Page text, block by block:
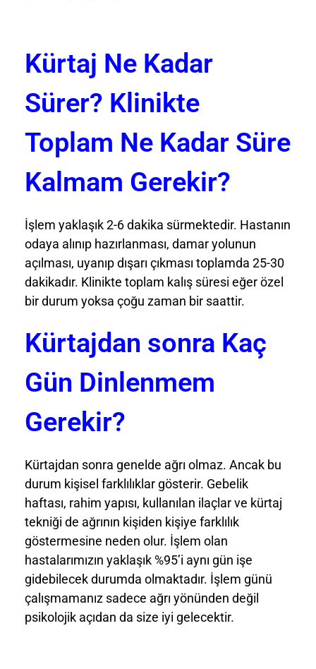
Kürtaj Ne Kadar
Sürer? Klinikte
Toplam Ne Kadar Süre
Kalmam Gerekir?
İşlem yaklaşık 2-6 dakika sürmektedir. Hastanın
odaya alınıp hazırlanması, damar yolunun
açılması, uyanıp dışarı çıkması toplamda 25-30
dakikadır. Klinikte toplam kalış süresi eğer özel
bir durum yoksa çoğu zaman bir saattir.
Kürtajdan sonra Kaç
Gün Dinlenmem
Gerekir?
Kürtajdan sonra genelde ağrı olmaz. Ancak bu
durum kişisel farklılıklar gösterir. Gebelik
haftası, rahim yapısı, kullanılan ilaçlar ve kürtaj
tekniği de ağrının kişiden kişiye farklılık
göstermesine neden olur. İşlem olan
hastalarımızın yaklaşık %95’i aynı gün işe
gidebilecek durumda olmaktadır. İşlem günü
çalışmamanız sadece ağrı yönünden değil
psikolojik açıdan da size iyi gelecektir.